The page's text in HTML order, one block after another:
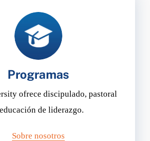
Programas
ofrece discipulado, pastoral
de liderazgo.
Sobre nosotros